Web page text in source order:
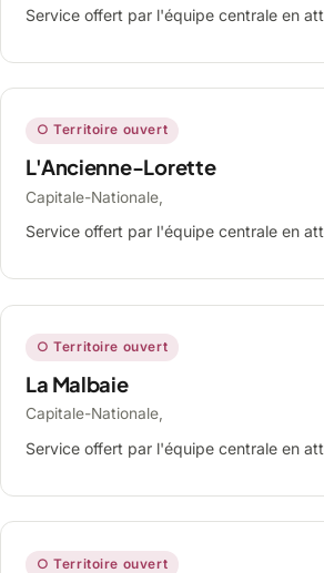
Service offert par l'équipe centrale en
○ Territoire ouvert
L'Ancienne-Lorette
Capitale-Nationale,
Service offert par l'équipe centrale en
○ Territoire ouvert
La Malbaie
Capitale-Nationale,
Service offert par l'équipe centrale en
○ Territoire ouvert